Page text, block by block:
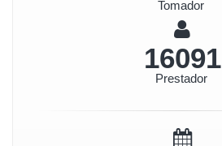
Tomador
17947
Prestador